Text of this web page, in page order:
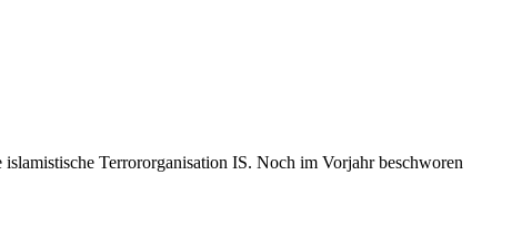
Terrororganisation IS. Noch im Vorjahr beschworen